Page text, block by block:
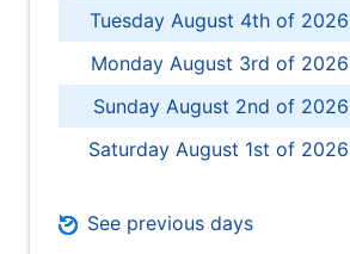
Tuesday August 4th of 2026
Monday August 3rd of 2026
Sunday August 2nd of 2026
Saturday August 1st of 2026
See previous days